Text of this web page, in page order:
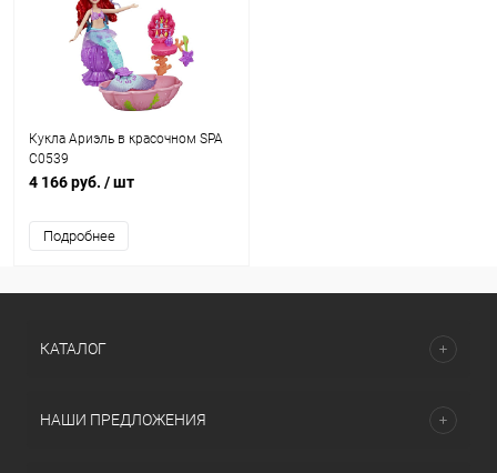
Кукла Ариэль в красочном SPA
C0539
4 166 руб. / шт
Подробнее
КАТАЛОГ
НАШИ ПРЕДЛОЖЕНИЯ